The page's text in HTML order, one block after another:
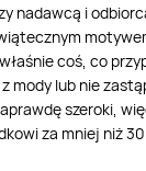
i
coś, co
lub nie
szeroki,
za mniej niż 30